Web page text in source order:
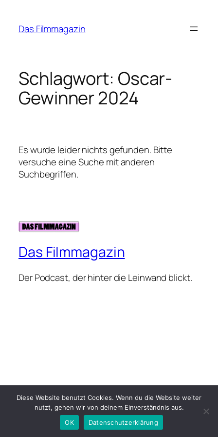
springen
Das Filmmagazin
Schlagwort: Oscar-
Gewinner 2024
Es wurde leider nichts gefunden. Bitte
versuche eine Suche mit anderen
Suchbegriffen.
Das Filmmagazin
Der Podcast, der hinter die Leinwand blickt.
Diese Website benutzt Cookies. Wenn du die Website weiter
nutzt, gehen wir von deinem Einverständnis aus.
OK
Datenschutzerklärung